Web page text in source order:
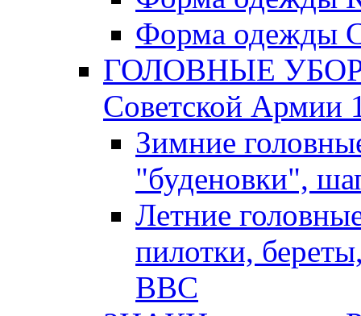
Форма одежды
ГОЛОВНЫЕ
Советской Армии
Зимние
"буденовки",
Летние
пилотки,
ВВС